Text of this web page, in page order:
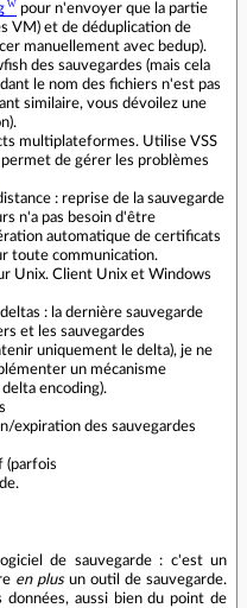
pour n'envoyer que la partie
VM) et de déduplication de
manuellement avec bedup).
des sauvegardes (mais cela
le nom des fichiers n'est pas
similaire, vous dévoilez une
multiplateformes. Utilise VSS
de gérer les problèmes
: reprise de la sauvegarde
n'a pas besoin d'être
automatique de certificats
toute communication.
Unix. Client Unix et Windows
: la dernière sauvegarde
et les sauvegardes
uniquement le delta), je ne
un mécanisme
encoding).
expiration des sauvegardes
(parfois
de sauvegarde : c'est un
en plusun outil de sauvegarde.
données, aussi bien du point de